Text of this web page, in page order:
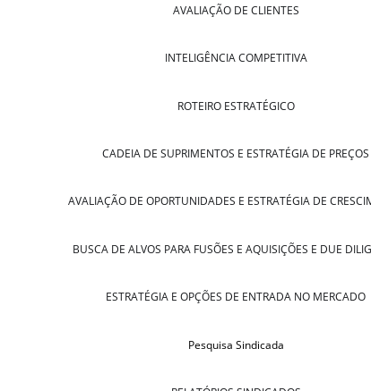
AVALIAÇÃO DE CLIENTES
INTELIGÊNCIA COMPETITIVA
ROTEIRO ESTRATÉGICO
CADEIA DE SUPRIMENTOS E ESTRATÉGIA DE PREÇOS
AVALIAÇÃO DE OPORTUNIDADES E ESTRATÉGIA DE
BUSCA DE ALVOS PARA FUSÕES E AQUISIÇÕES E DUE
ESTRATÉGIA E OPÇÕES DE ENTRADA NO MERCADO
Pesquisa Sindicada